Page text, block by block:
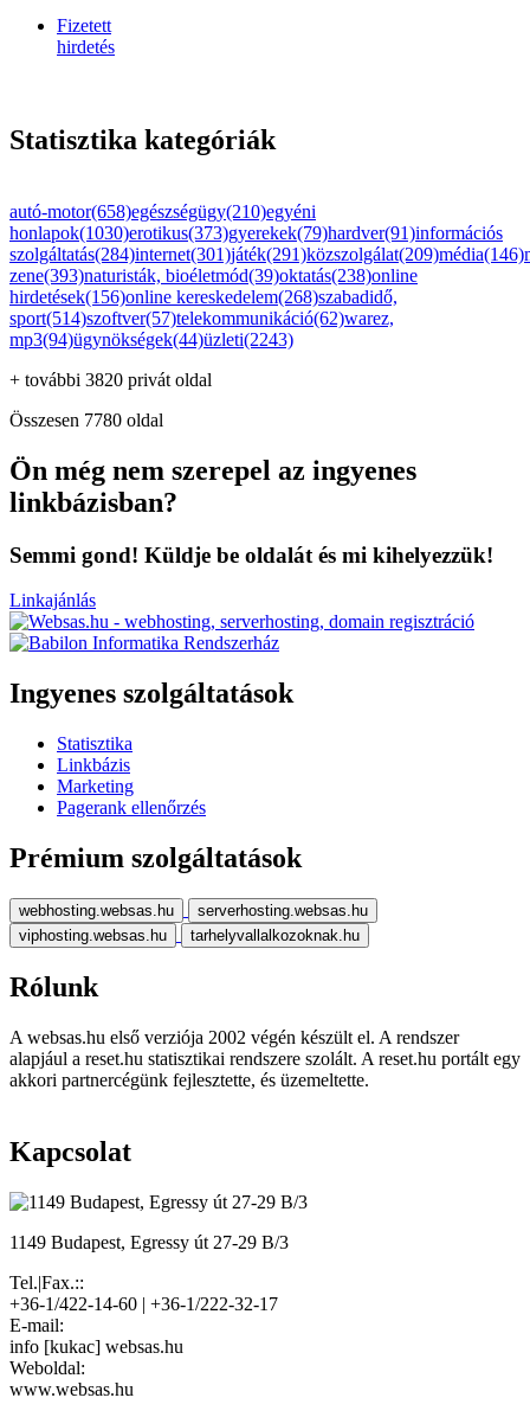
Fizetett
hirdetés
Statisztika kategóriák
autó-motor(658)egészségügy(210)egyéni
honlapok(1030)erotikus(373)gyerekek(79)hardver(91)információs
szolgáltatás(284)internet(301)játék(291)közszolgálat(209)média(146)
zene(393)naturisták, bioéletmód(39)oktatás(238)online
hirdetések(156)online kereskedelem(268)szabadidő,
sport(514)szoftver(57)telekommunikáció(62)warez,
mp3(94)ügynökségek(44)üzleti(2243)
+ további 3820 privát oldal
Összesen 7780 oldal
Ön még nem szerepel az ingyenes
linkbázisban?
Semmi gond! Küldje be oldalát és mi kihelyezzük!
Linkajánlás
Ingyenes szolgáltatások
Statisztika
Linkbázis
Marketing
Pagerank ellenőrzés
Prémium szolgáltatások
webhosting.websas.hu
serverhosting.websas.hu
viphosting.websas.hu
tarhelyvallalkozoknak.hu
Rólunk
A websas.hu első verziója 2002 végén készült el. A rendszer
alapjául a reset.hu statisztikai rendszere szolált. A reset.hu portált egy
akkori partnercégünk fejlesztette, és üzemeltette.
Kapcsolat
1149 Budapest, Egressy út 27-29 B/3
Tel.|Fax.::
+36-1/422-14-60 | +36-1/222-32-17
E-mail:
info [kukac] websas.hu
Weboldal:
www.websas.hu